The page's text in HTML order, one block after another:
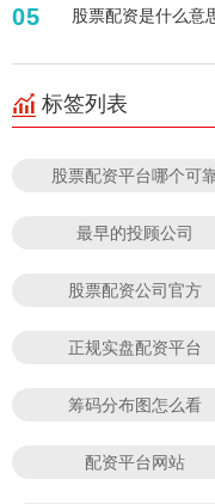
05 股票配资是什么意
标签列表
股票配资平台哪个可
最早的投顾公司
股票配资公司官方
正规实盘配资平台
筹码分布图怎么看
配资平台网站